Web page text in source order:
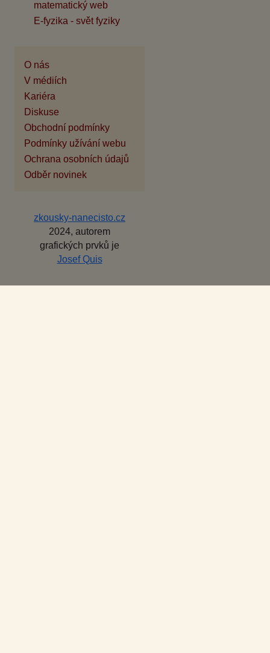
matematický web
E-fyzika - svět fyziky
O nás
V médiích
Kariéra
Diskuse
Obchodní podmínky
Podmínky užívání webu
Ochrana osobních údajů
Odběr novinek
zkousky-nanecisto.cz
2024, autorem
grafických prvků je
Josef Quis